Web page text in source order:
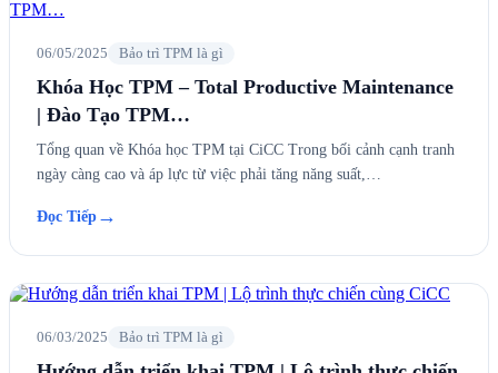
06/05/2025 Bảo trì TPM là gì
Khóa Học TPM – Total Productive Maintenance
| Đào Tạo TPM…
Tổng quan về Khóa học TPM tại CiCC Trong bối cảnh cạnh tranh
ngày càng cao và áp lực từ việc phải tăng năng suất,…
Đọc Tiếp →
06/03/2025 Bảo trì TPM là gì